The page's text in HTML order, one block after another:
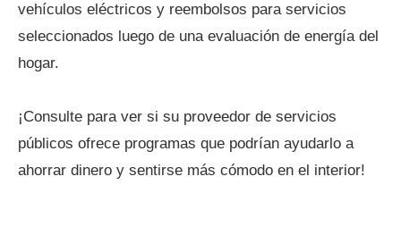
vehículos eléctricos y reembolsos para servicios
seleccionados luego de una evaluación de energía del
hogar.
¡Consulte para ver si su proveedor de servicios
públicos ofrece programas que podrían ayudarlo a
ahorrar dinero y sentirse más cómodo en el interior!